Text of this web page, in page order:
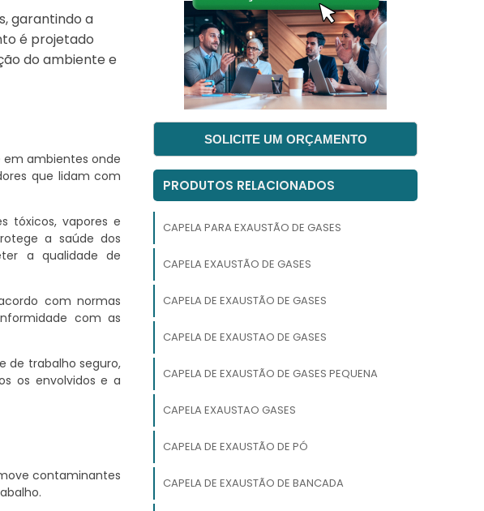
garantindo a
é projetado
do ambiente e
em ambientes onde
que lidam com
tóxicos, vapores e
a saúde dos
a qualidade de
com normas
com as
de trabalho seguro,
os envolvidos e a
contaminantes
SOLICITE UM ORÇAMENTO
PRODUTOS RELACIONADOS
CAPELA PARA EXAUSTÃO DE GASES
CAPELA EXAUSTÃO DE GASES
CAPELA DE EXAUSTÃO DE GASES
CAPELA DE EXAUSTAO DE GASES
CAPELA DE EXAUSTÃO DE GASES PEQUENA
CAPELA EXAUSTAO GASES
CAPELA DE EXAUSTÃO DE PÓ
CAPELA DE EXAUSTÃO DE BANCADA